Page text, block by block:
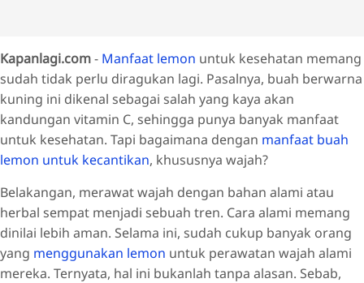
Kapanlagi.com- Manfaat lemon untuk kesehatan memang
sudah tidak perlu diragukan lagi. Pasalnya, buah berwarna
kuning ini dikenal sebagai salah yang kaya akan
kandungan vitamin C, sehingga punya banyak manfaat
untuk kesehatan. Tapi bagaimana dengan manfaat buah
lemon untuk kecantikan, khususnya wajah?
Belakangan, merawat wajah dengan bahan alami atau
herbal sempat menjadi sebuah tren. Cara alami memang
dinilai lebih aman. Selama ini, sudah cukup banyak orang
yang menggunakan lemon untuk perawatan wajah alami
mereka. Ternyata, hal ini bukanlah tanpa alasan. Sebab,